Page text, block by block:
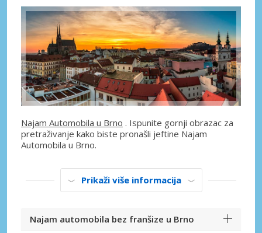
Najam Automobila u Brno . Ispunite gornji obrazac za
pretraživanje kako biste pronašli jeftine Najam
Automobila u Brno.
Prikaži više informacija
Najam automobila bez franšize u Brno